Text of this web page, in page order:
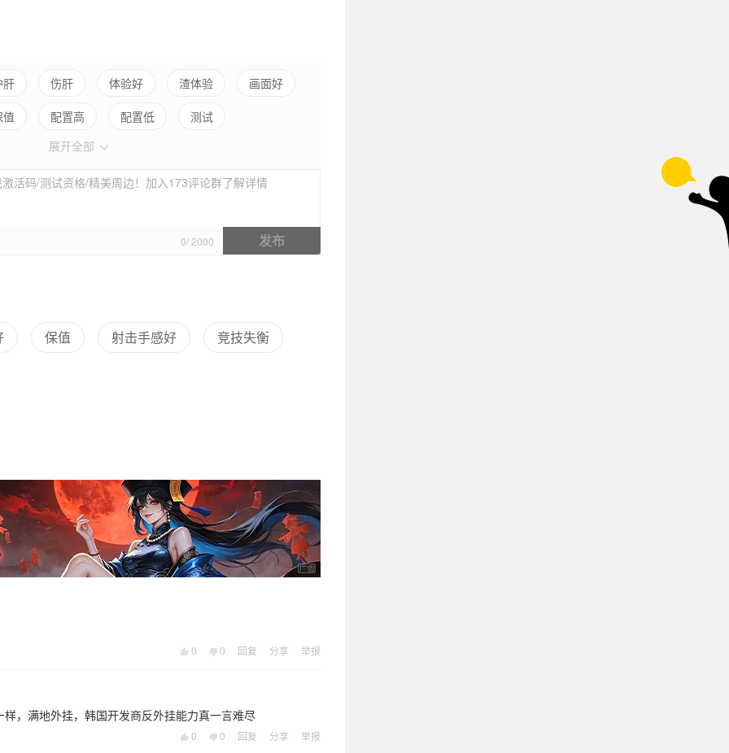
肝 伤肝 体验好 渣体验 画面好
配置高 配置低 测试
枪械多 枪械少
平衡差 载具多 载具少 武器多
展开全部
活码/测试资格/精美周边！加入173评论群了解详情
0/ 2000 发布
保值 射击手感好 竞技失衡
0 0 回复 分享 举报
，满地外挂，韩国开发商反外挂能力真一言难尽
0 0 回复 分享 举报